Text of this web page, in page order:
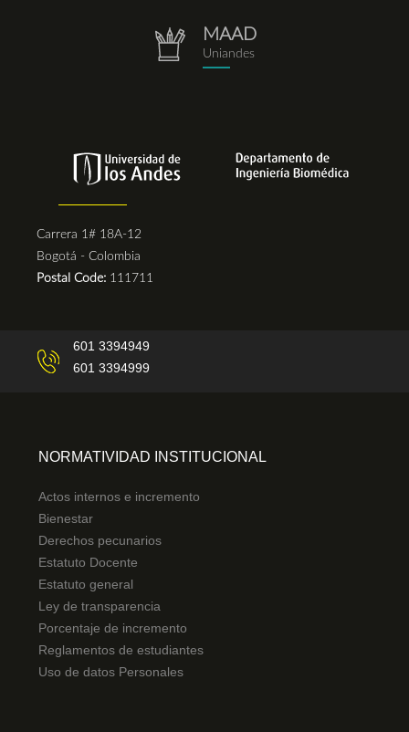
repositorio.png
MAAD
Uniandes
Carrera 1# 18A-12
Bogotá - Colombia
Postal Code: 111711
601 3394949
601 3394999
NORMATIVIDAD INSTITUCIONAL
Actos internos e incremento
Bienestar
Derechos pecunarios
Estatuto Docente
Estatuto general
Ley de transparencia
Porcentaje de incremento
Reglamentos de estudiantes
Uso de datos Personales